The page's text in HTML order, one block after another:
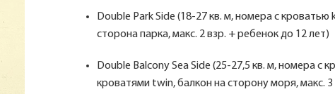
Double Park Side (18-27 кв. м, номера с
сторона парка, макс. 2 взр. + ребенок до 12 лет)
Double Balcony Sea Side (25-27,5 кв. м, номера с
кроватями twin, балкон на сторону моря, макс. 3